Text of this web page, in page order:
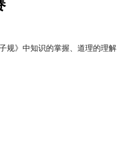
》中知识的掌握、道理的理